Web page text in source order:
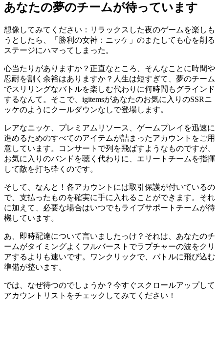
あなたの夢のチームが待っています
想像してみてください：リラックスした夜のゲームを楽しも
うとしたら、「勝利の女神：ニッケ」のまたしても心を削る
ステージにハマってしまった。
心当たりがありますか？正直なところ、そんなことに時間や
忍耐を割く余裕はありますか？人生は短すぎて、夢のチーム
でスリリングなバトルを楽しむ代わりに何時間もグラインド
するなんて。そこで、igitemsがあなたのお気に入りのSSRニ
ッケのようにクールダウンなしで登場します。
レアなニッケ、プレミアムリソース、ゲームプレイを迅速に
進めるためのすべてのアイテムが詰まったアカウントをご用
意しています。コンサートで列を飛ばすようなものですが、
お気に入りのバンドを聴く代わりに、エリートチームを指揮
して敵を打ち砕くのです。
そして、なんと！各アカウントには取引保護が付いているの
で、支払ったものを確実に手に入れることができます。それ
に加えて、必要な場合はいつでもライブサポートチームが待
機しています。
あ、即時配達について言いましたっけ？それは、あなたのチ
ームがタイミングよくフルバーストでラプチャーの波をクリ
アするよりも速いです。ワンクリックで、バトルに飛び込む
準備が整います。
では、なぜ待つのでしょうか？今すぐスクロールアップして
アカウントリストをチェックしてみてください！